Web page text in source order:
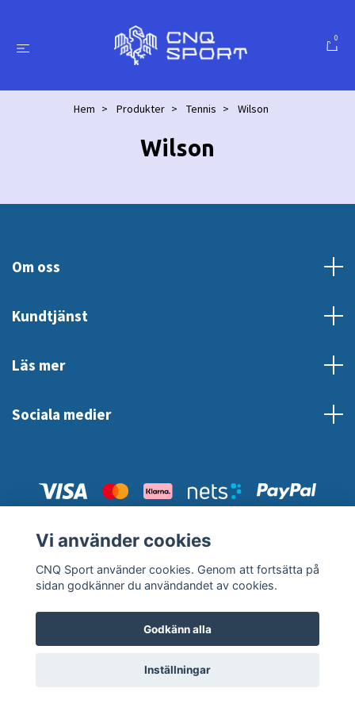
0
Hem Produkter Tennis Wilson
Wilson
Om oss
Kundtjänst
Läs mer
Sociala medier
Vi använder cookies
CNQ Sport använder cookies. Genom att fortsätta på
sidan godkänner du användandet av cookies.
Godkänn alla
Inställningar